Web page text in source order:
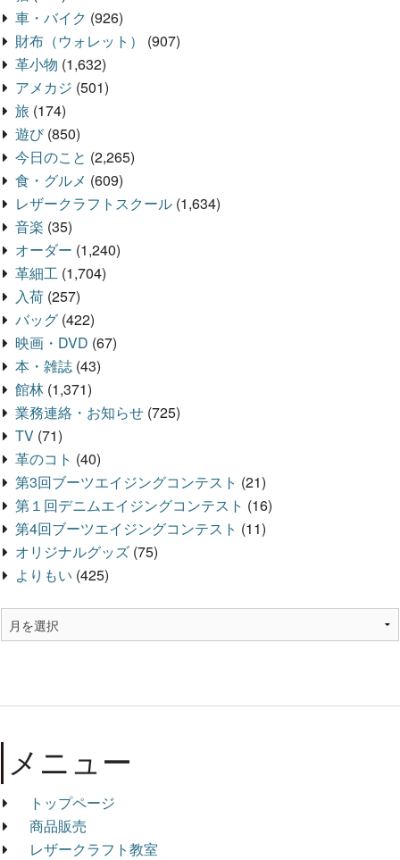
車・バイク (926)
財布（ウォレット）
(907)
革小物 (1,632)
アメカジ (501)
旅 (174)
遊び(850)
今日のこと (2,265)
食・グルメ (609)
レザークラフトスクール (1,634)
音楽 (35)
オーダー (1,240)
革細工 (1,704)
入荷 (257)
バッグ (422)
映画・DVD (67)
本・雑誌 (43)
館林 (1,371)
業務連絡・お知らせ (725)
TV (71)
革のコト (40)
第3回ブーツエイジングコンテスト (21)
第１回デニムエイジングコンテスト (16)
第4回ブーツエイジングコンテスト (11)
オリジナルグッズ (75)
よりもい (425)
メニュー
トップページ
商品販売
レザークラフト教室